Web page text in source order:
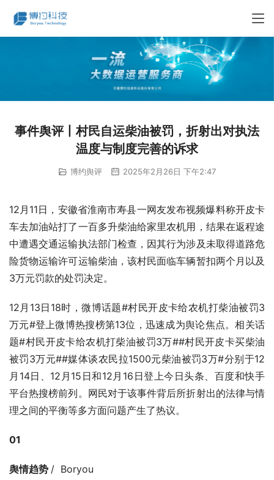
事件舆评丨村民自运柴油被罚，折射出对执法
温度与制度完善的诉求
博约舆评 2025年2月26日 下午2:47
12月11日，安徽省淮南市寿县一网友发布视频爆料称开皮卡
车去加油站打了一百多升柴油给家里农机用，结果在返程途
中遭遇交通运输执法部门检查，因其行为涉及未取得道路危
险货物运输许可运输柴油，该村民面临车辆暂扣两个月以及
3万元罚款的处罚决定。
12月13日18时，微博话题#村民开皮卡给农机打柴油被罚3
万元#登上微博热搜榜第13位，迅速成为舆论焦点。相关话
题#村民开皮卡给农机打柴油被罚3万##村民开皮卡买柴油
被罚3万元##媒体谈农民拉1500元柴油被罚3万#分别于12
月14日、12月15日和12月16日登上今日头条、百度和快手
平台热搜榜前列。网民对于该事件背后所折射出的法律与情
理之间的平衡等多方面问题产生了热议。
01
舆情趋势 /  Boryou